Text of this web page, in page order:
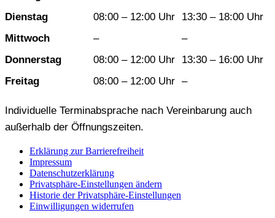
Dienstag
08:00 – 12:00 Uhr
13:30 – 18:00 Uhr
Mittwoch
–
–
Donnerstag
08:00 – 12:00 Uhr
13:30 – 16:00 Uhr
Freitag
08:00 – 12:00 Uhr –
Individuelle Terminabsprache nach Vereinbarung auch
außerhalb der Öffnungszeiten.
Erklärung zur Barrierefreiheit
Impressum
Datenschutzerklärung
Privatsphäre-Einstellungen ändern
Historie der Privatsphäre-Einstellungen
Einwilligungen widerrufen